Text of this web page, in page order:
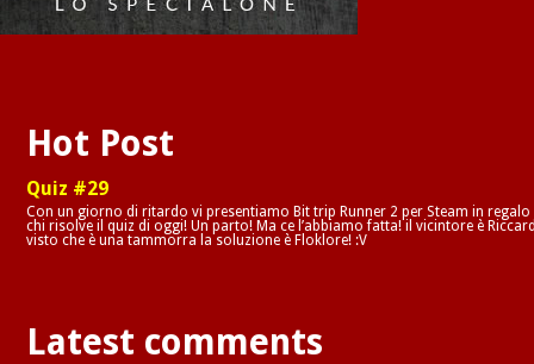
Hot Post
Quiz #29
Con un giorno di ritardo vi presentiamo Bit trip Runner 2 per Steam in regalo
chi risolve il quiz di oggi! Un parto! Ma ce l’abbiamo fatta! il vicintore è
visto che è una tammorra la soluzione è Floklore! :V
Latest comments